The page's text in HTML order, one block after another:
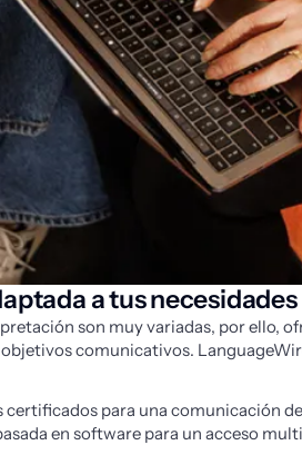
a tus necesidades
son muy variadas, por ello,
comunicativos.
para una comunicación
en software para un acceso